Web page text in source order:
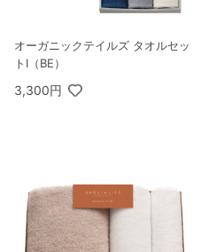
オーガニックテイルズ タオルセッ
トI（BE）
3,300円